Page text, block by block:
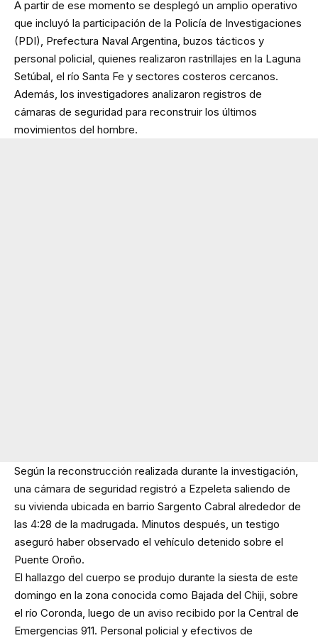
A partir de ese momento se desplegó un amplio operativo
que incluyó la participación de la Policía de Investigaciones
(PDI), Prefectura Naval Argentina, buzos tácticos y
personal policial, quienes realizaron rastrillajes en la Laguna
Setúbal, el río Santa Fe y sectores costeros cercanos.
Además, los investigadores analizaron registros de
cámaras de seguridad para reconstruir los últimos
movimientos del hombre.
Según la reconstrucción realizada durante la investigación,
una cámara de seguridad registró a Ezpeleta saliendo de
su vivienda ubicada en barrio Sargento Cabral alrededor de
las 4:28 de la madrugada. Minutos después, un testigo
aseguró haber observado el vehículo detenido sobre el
Puente Oroño.
El hallazgo del cuerpo se produjo durante la siesta de este
domingo en la zona conocida como Bajada del Chiji, sobre
el río Coronda, luego de un aviso recibido por la Central de
Emergencias 911. Personal policial y efectivos de